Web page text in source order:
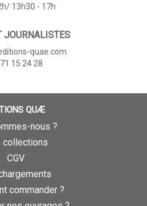
13h30 - 17h
JOURNALISTES
quae.com
15 24 28
QUÆ
nous ?
collections
CGV
commander ?